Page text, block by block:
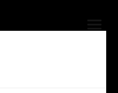
open